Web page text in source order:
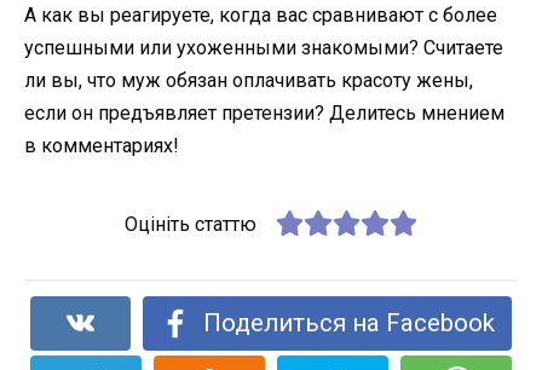
А как вы реагируете, когда вас сравнивают с более
успешными или ухоженными знакомыми? Считаете
ли вы, что муж обязан оплачивать красоту жены,
если он предъявляет претензии? Делитесь мнением
в комментариях!
Оцініть статтю
Поделиться на Facebook